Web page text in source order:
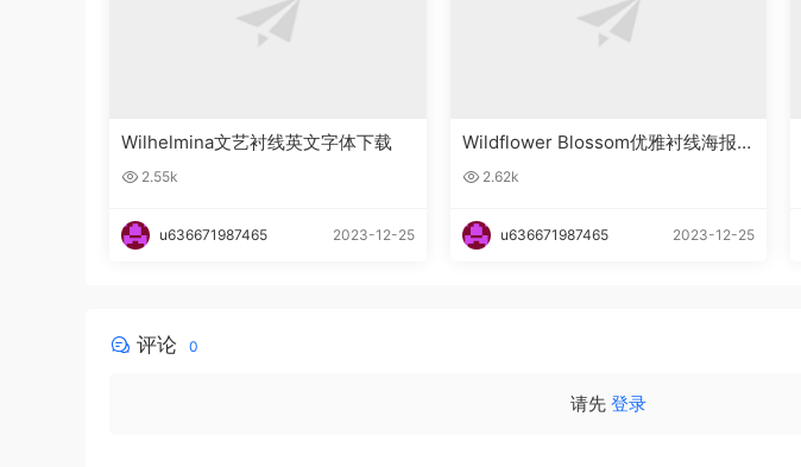
Wilhelmina文艺衬线英文字体下载
2.55k
u636671987465 2023-12-25
Wildflower Blossom优雅衬线海报英
文字体下载
2.62k
u636671987465 2023-12-25
评论 0
请先 登录